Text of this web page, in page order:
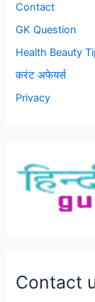
Contact
GK Question
Health Beauty
करंट अफेयर्स
Privacy
Contact